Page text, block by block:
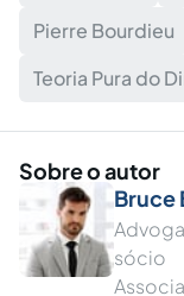
Pierre Bourdieu
Teoria Pura do
Sobre o autor
Bruce